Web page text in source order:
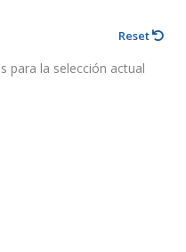
Reset
para la selección actual